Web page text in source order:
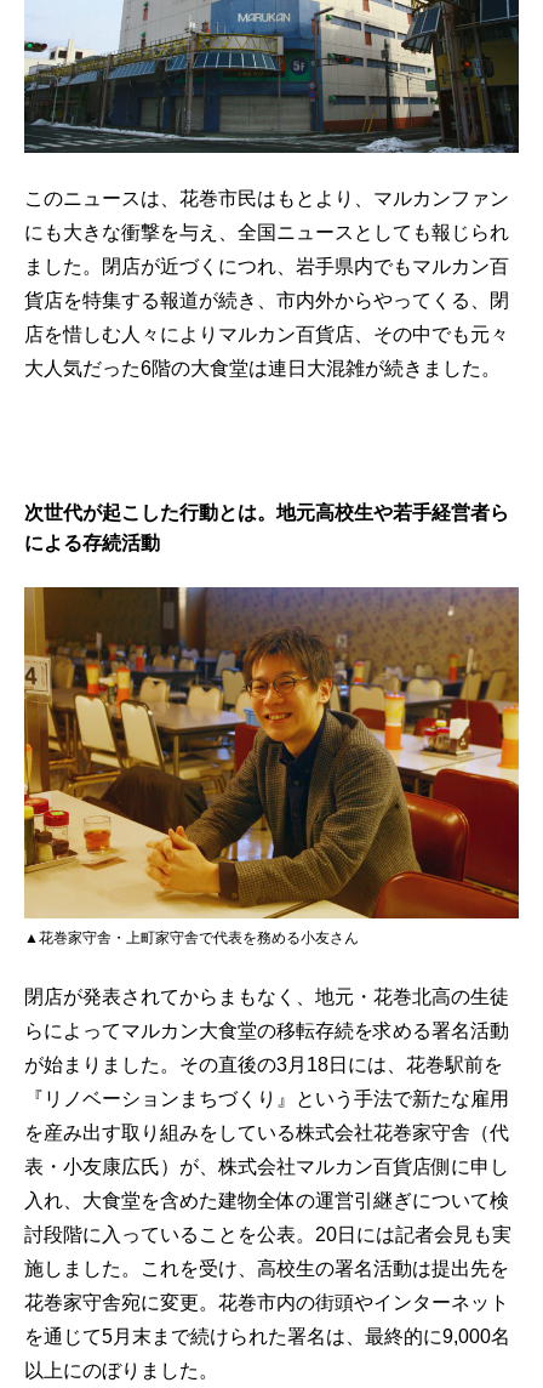
このニュースは、花巻市民はもとより、マルカンファン
にも大きな衝撃を与え、全国ニュースとしても報じられ
ました。閉店が近づくにつれ、岩手県内でもマルカン百
貨店を特集する報道が続き、市内外からやってくる、閉
店を惜しむ人々によりマルカン百貨店、その中でも元々
大人気だった6階の大食堂は連日大混雑が続きました。
次世代が起こした行動とは。地元高校生や若手経営者ら
による存続活動
▲花巻家守舎・上町家守舎で代表を務める小友さん
閉店が発表されてからまもなく、地元・花巻北高の生徒
らによってマルカン大食堂の移転存続を求める署名活動
が始まりました。その直後の3月18日には、花巻駅前を
『リノベーションまちづくり』という手法で新たな雇用
を産み出す取り組みをしている株式会社花巻家守舎（代
表・小友康広氏）が、株式会社マルカン百貨店側に申し
入れ、大食堂を含めた建物全体の運営引継ぎについて検
討段階に入っていることを公表。20日には記者会見も実
施しました。これを受け、高校生の署名活動は提出先を
花巻家守舎宛に変更。花巻市内の街頭やインターネット
を通じて5月末まで続けられた署名は、最終的に9,000名
以上にのぼりました。